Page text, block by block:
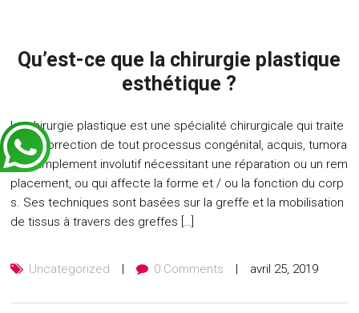
Qu’est-ce que la chirurgie plastique
esthétique ?
La chirurgie plastique est une spécialité chirurgicale qui traite
de la correction de tout processus congénital, acquis, tumora
l ou simplement involutif nécessitant une réparation ou un rem
placement, ou qui affecte la forme et / ou la fonction du corp
s. Ses techniques sont basées sur la greffe et la mobilisation
de tissus à travers des greffes […]
Uncategorized 0 Comments avril 25, 2019